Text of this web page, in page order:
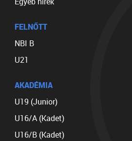
FELNŐTT
NBI B
U21
AKADÉMIA
U19 (Junior)
U16/A (Kadet)
U16/B (Kadet)